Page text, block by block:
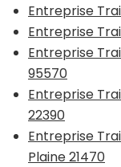
Entreprise
Entreprise
Entreprise
95570
Entreprise
22390
Entreprise
Plaine 21470